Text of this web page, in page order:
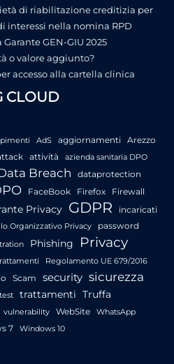
di riabilitazione creditizia per
interessi nella nomina RPD
GEN-GIU 2025
o valore aggiunto?
accesso alla cartella clinica
CLOUD
AdS aggiornamenti Arezzo
attività
azienda sanitaria DPO
Breach
dataprotection
FaceBook Firefox Firewall
Privacy GDPR incaricati
Organizzativo Privacy
password
Phishing Privacy
Regolamento UE 679/2016
Scam security sicurezza
test trattamenti Truffa
vulnerability WebSite WhatsApp
7 Windows 10